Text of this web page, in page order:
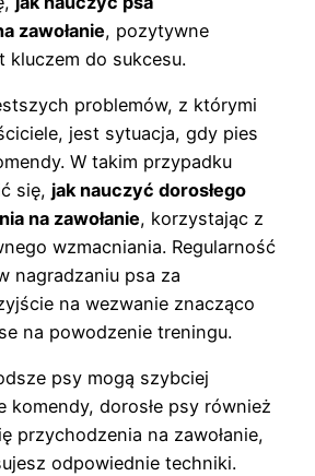
zawołanie, pozytywne
kluczem do sukcesu.
problemów, z którymi
jest sytuacja, gdy pies
W takim przypadku
się, jak nauczyć dorosłego
na zawołanie, korzystając z
wzmacniania. Regularność
nagradzaniu psa za
na wezwanie znacząco
na powodzenie treningu.
psy mogą szybciej
komendy, dorosłe psy również
przychodzenia na zawołanie,
odpowiednie techniki.